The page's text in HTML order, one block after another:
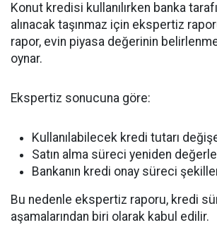
Konut kredisi kullanılırken banka
alınacak taşınmaz için ekspertiz
rapor, evin piyasa değerinin
oynar.
Ekspertiz sonucuna göre:
Kullanılabilecek kredi tutarı
Satın alma süreci yeniden
Bankanın kredi onay süreci
Bu nedenle ekspertiz raporu, kredi
aşamalarından biri olarak kabul edilir.